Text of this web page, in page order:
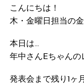
こんにちは！
木・金曜日担当の
本日は…
年中さんEちゃんの
発表会まで残り1ヶ